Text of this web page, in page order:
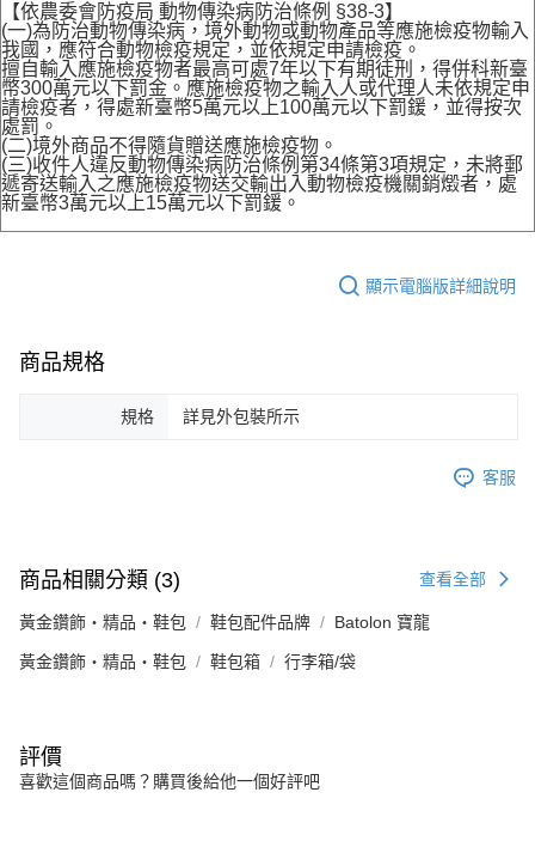
【依農委會防疫局 動物傳染病防治條例 §38-3】
(一)為防治動物傳染病，境外動物或動物產品等應施檢疫物輸入
我國，應符合動物檢疫規定，並依規定申請檢疫。
擅自輸入應施檢疫物者最高可處7年以下有期徒刑，得併科新臺
幣300萬元以下罰金。應施檢疫物之輸入人或代理人未依規定申
請檢疫者，得處新臺幣5萬元以上100萬元以下罰鍰，並得按次
處罰。
(二)境外商品不得隨貨贈送應施檢疫物。
(三)收件人違反動物傳染病防治條例第34條第3項規定，未將郵
遞寄送輸入之應施檢疫物送交輸出入動物檢疫機關銷燬者，處
新臺幣3萬元以上15萬元以下罰鍰。
顯示電腦版詳細說明
商品規格
規格 詳見外包裝所示
客服
商品相關分類 (3) 查看全部
黃金鑽飾・精品・鞋包 鞋包配件品牌 Batolon 寶龍
黃金鑽飾・精品・鞋包 鞋包箱 行李箱/袋
評價
喜歡這個商品嗎？購買後給他一個好評吧